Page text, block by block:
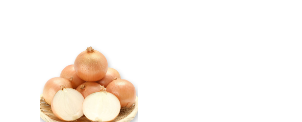
果実（フルーツ）
メロン
セット・その他